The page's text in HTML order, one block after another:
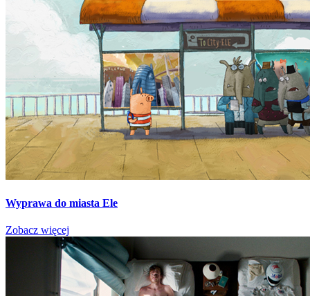
Wyprawa do miasta Ele
Zobacz więcej